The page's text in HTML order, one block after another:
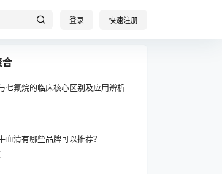
登录 快速注册
合
七氟烷的临床核心区别及应用辨析
血清有哪些品牌可以推荐？